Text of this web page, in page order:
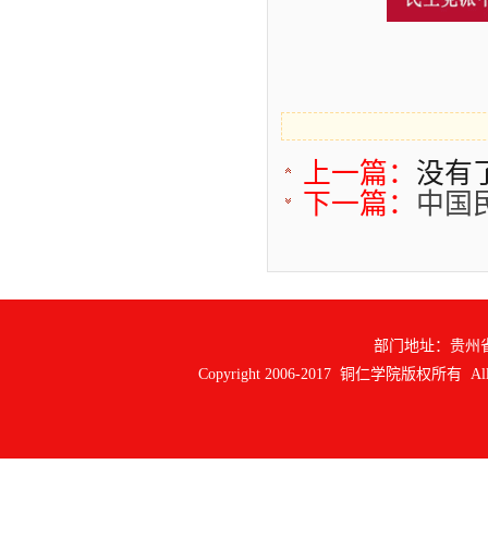
上一篇： 没有
下一篇： 中国
部门地址：贵州
Copyright 2006-2017 铜仁学院版权所有